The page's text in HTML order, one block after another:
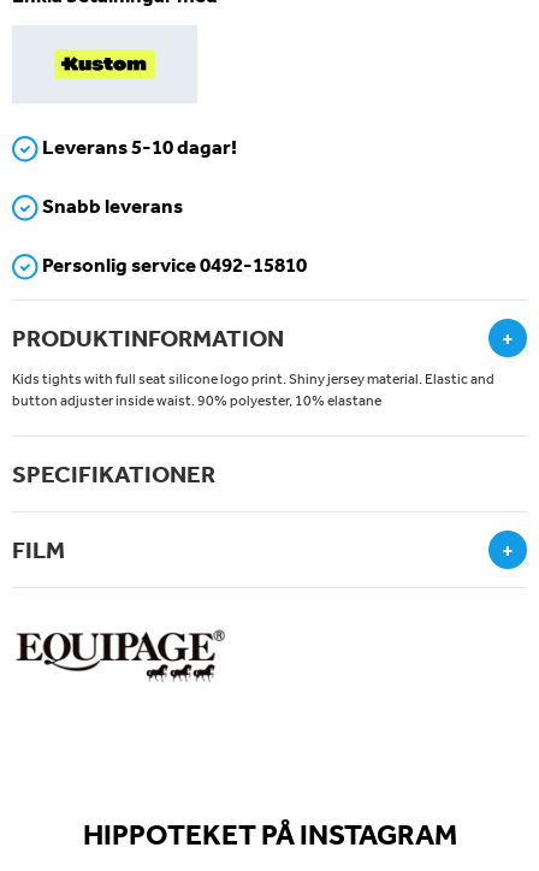
Leverans 5-10 dagar!
Snabb leverans
Personlig service 0492-15810
PRODUKTINFORMATION +
Kids tights with full seat silicone logo print. Shiny jersey material. Elastic and
button adjuster inside waist. 90% polyester, 10% elastane
SPECIFIKATIONER
FILM +
HIPPOTEKET PÅ INSTAGRAM